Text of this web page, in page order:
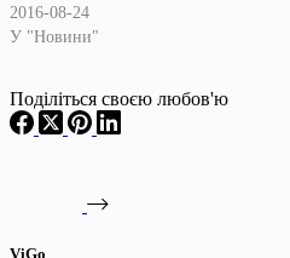
2016-08-24
У "Новини"
Поділіться своєю любов'ю
ViGo